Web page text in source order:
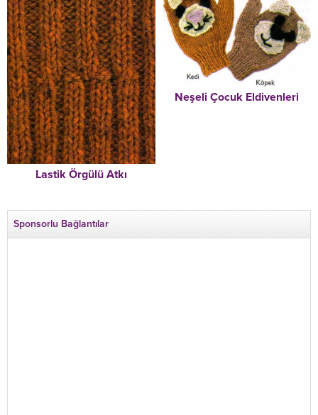
Lastik Örgülü Atkı
Neşeli Çocuk Eldivenleri
Sponsorlu Bağlantılar